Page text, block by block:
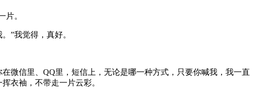
片。
”我觉得，真好。
微信里、QQ里，短信上，无论是哪一种方式，只要你喊我，我一直
衣袖，不带走一片云彩。